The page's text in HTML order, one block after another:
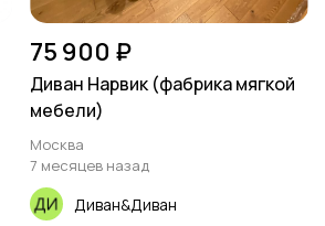
75 900 ₽
Диван Нарвик (фабрика мягкой
мебели)
Москва
7 месяцев назад
Диван&Диван